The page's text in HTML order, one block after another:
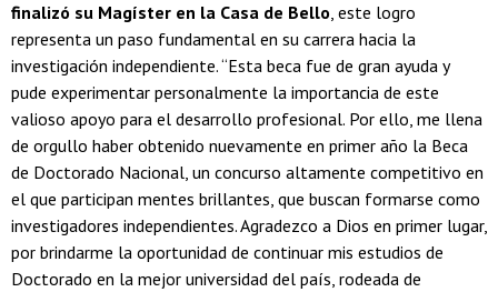
finalizó su Magíster en la Casa de Bello, este logro
representa un paso fundamental en su carrera hacia la
investigación independiente. “Esta beca fue de gran ayuda y
pude experimentar personalmente la importancia de este
valioso apoyo para el desarrollo profesional. Por ello, me llena
de orgullo haber obtenido nuevamente en primer año la Beca
de Doctorado Nacional, un concurso altamente competitivo en
el que participan mentes brillantes, que buscan formarse como
investigadores independientes. Agradezco a Dios en primer lugar,
por brindarme la oportunidad de continuar mis estudios de
Doctorado en la mejor universidad del país, rodeada de